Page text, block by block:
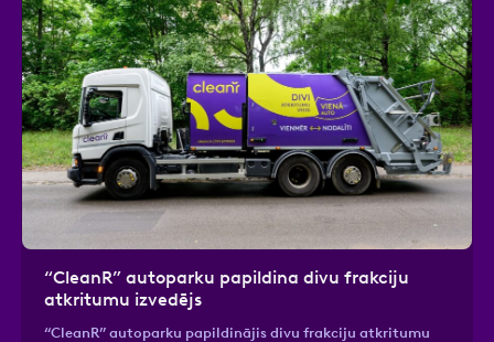
“CleanR” autoparku papildina divu frakciju
atkritumu izvedējs
“CleanR” autoparku papildinājis divu frakciju atkritumu